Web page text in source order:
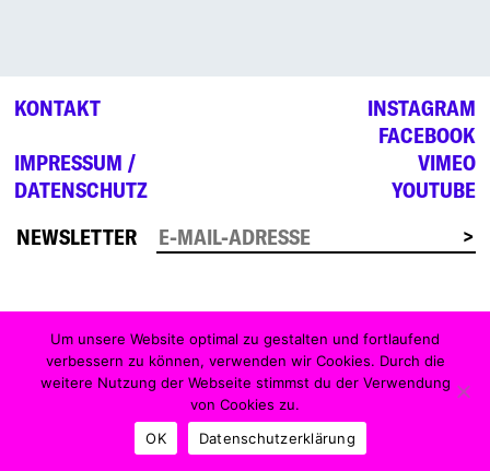
KONTAKT
IMPRESSUM /
DATENSCHUTZ
INSTAGRAM
FACEBOOK
VIMEO
YOUTUBE
NEWSLETTER
Um unsere Website optimal zu gestalten und fortlaufend
verbessern zu können, verwenden wir Cookies. Durch die
weitere Nutzung der Webseite stimmst du der Verwendung
von Cookies zu.
OK
Datenschutzerklärung